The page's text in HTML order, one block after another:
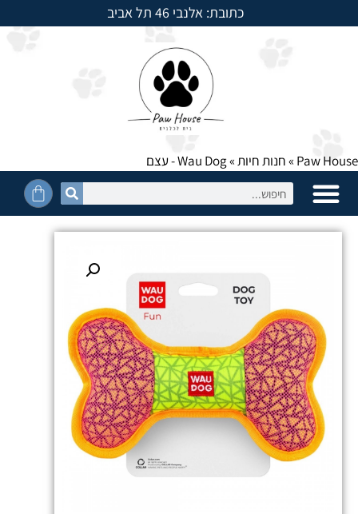
כתובת: אלנבי 46 תל אביב
למשלוחים חייגו: 054-5950525
Paw House
»חנות חיות»Wau Dog - עצם